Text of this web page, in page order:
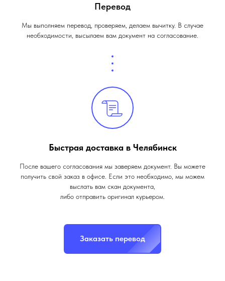
Перевод
Мы выполняем перевод, проверяем, делаем вычитку. В случае
необходимости, высылаем вам документ на согласование.
Быстрая доставка в Челябинск
После вашего согласования мы заверяем документ. Вы можете
получить свой заказ в офисе. Если это необходимо, мы можем
выслать вам скан документа,
либо отправить оригинал курьером.
Заказать перевод